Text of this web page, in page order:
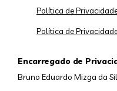
Política de
Política de
Encarregado de
Bruno Eduardo Mizga da